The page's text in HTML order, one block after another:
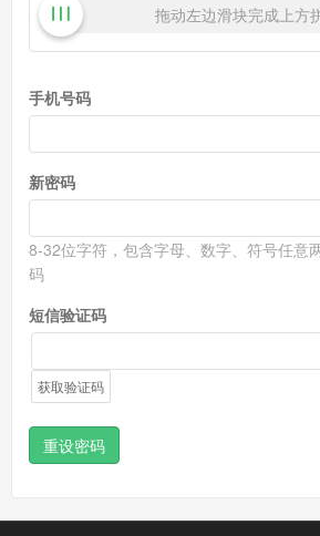
拖动左边滑块完成上方
手机号码
新密码
8-32位字符，包含字母、数字、符号任意
码
短信验证码
获取验证码
重设密码